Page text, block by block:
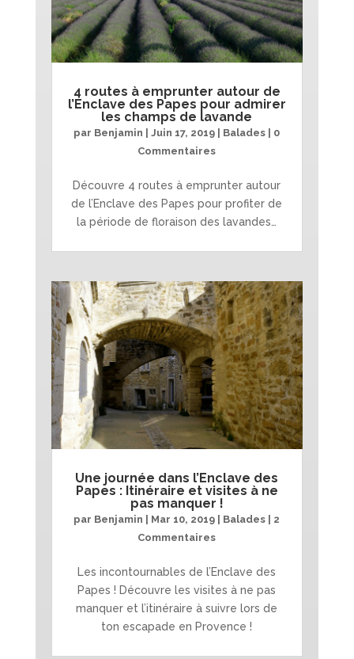
4 routes à emprunter autour de
l’Enclave des Papes pour admirer
les champs de lavande
par Benjamin |Juin 17, 2019 Balades | 0
Commentaires
Découvre 4 routes à emprunter autour
de l’Enclave des Papes pour profiter de
la période de floraison des lavandes…
Une journée dans l’Enclave des
Papes : Itinéraire et visites à ne
pas manquer !
par Benjamin Mar 10, 2019 Balades | 2
Commentaires
Les incontournables de l’Enclave des
Papes ! Découvre les visites à ne pas
manquer et l’itinéraire à suivre lors de
ton escapade en Provence !